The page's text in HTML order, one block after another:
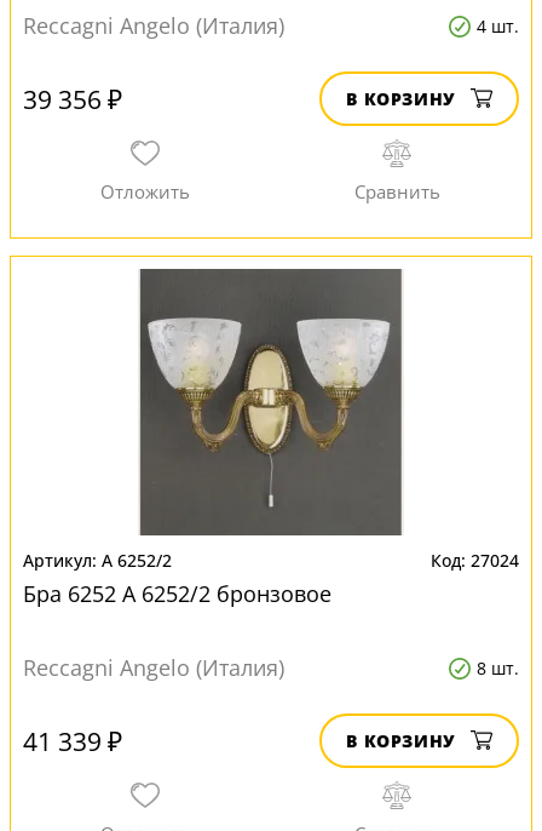
Reccagni Angelo (Италия) 4 шт.
39 356 ₽ В КОРЗИНУ
A 6252/2 27024
Бра 6252 A 6252/2 бронзовое
Reccagni Angelo (Италия) 8 шт.
41 339 ₽ В КОРЗИНУ